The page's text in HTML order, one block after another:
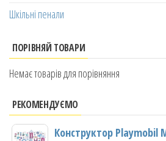
Шкільні пенали
ПОРІВНЯЙ ТОВАРИ
Немає товарів для порівняння
РЕКОМЕНДУЄМО
Конструктор